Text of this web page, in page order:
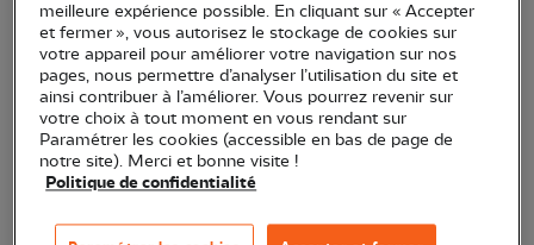
Description
Longueur : 12-14,5 cm
Poids : 19-26 g
Longévité : 9 ans
une tête assez longue et large et un cou presque
meilleure expérience possible. En cliquant sur « Accepter
et fermer », vous autorisez le stockage de cookies sur
votre appareil pour améliorer votre navigation sur nos
pages, nous permettre d’analyser l’utilisation du site et
ainsi contribuer à l’améliorer. Vous pourrez revenir sur
votre choix à tout moment en vous rendant sur
Paramétrer les cookies (accessible en bas de page de
notre site). Merci et bonne visite !
Politique de confidentialité